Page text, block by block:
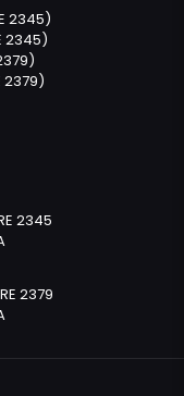
2345)
2345)
2379)
2345
2379